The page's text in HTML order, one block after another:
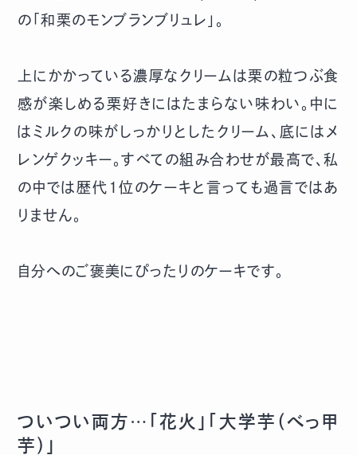
の「和栗のモンブランブリュレ」。
上にかかっている濃厚なクリームは栗の粒つぶ食
感が楽しめる栗好きにはたまらない味わい。中に
はミルクの味がしっかりとしたクリーム、底にはメ
レンゲクッキー。すべての組み合わせが最高で、私
の中では歴代１位のケーキと言っても過言ではあ
りません。
自分へのご褒美にぴったりのケーキです。
ついつい両方…「花火」「大学芋（べっ甲
芋）」